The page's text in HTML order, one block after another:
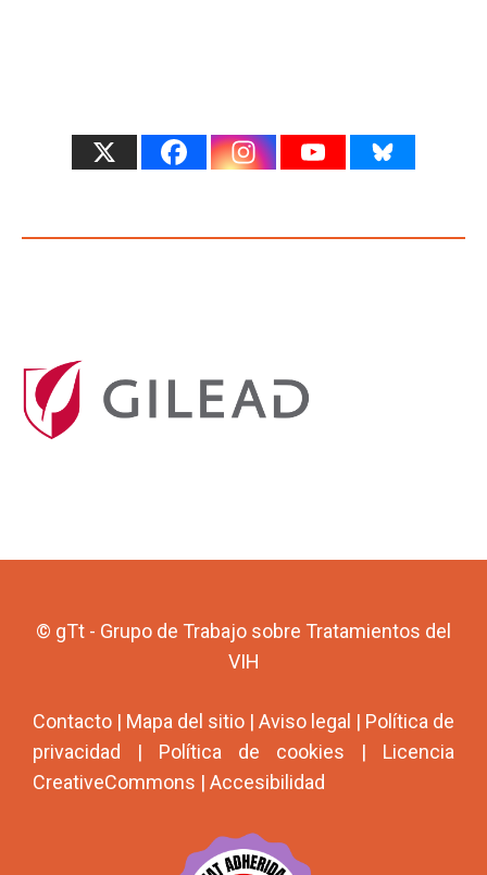
© gTt - Grupo de Trabajo sobre Tratamientos del
VIH
Contacto | Mapa del sitio | Aviso legal | Política de
privacidad | Política de cookies | Licencia
CreativeCommons | Accesibilidad